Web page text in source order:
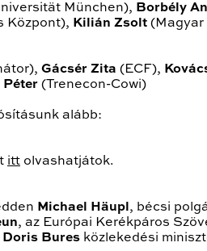
München), Borbély
Központ), Kilián Zsolt (Magyar
Gácsér Zita (ECF),
Péter (Trenecon-Cowi)
alább:
itt olvashatjátok.
Michael Häupl , bécsi
, az Európai Kerékpáros
Doris Bures közlekedési